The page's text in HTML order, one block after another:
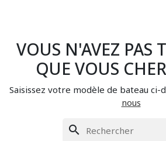
VOUS N'AVEZ PAS
QUE VOUS
Saisissez votre modèle de bateau ci-
nous
search